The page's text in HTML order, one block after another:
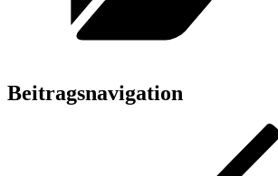
Beitragsnavigation